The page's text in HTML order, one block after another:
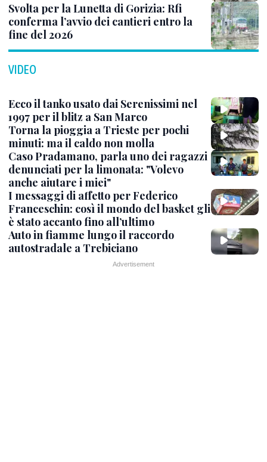
Svolta per la Lunetta di Gorizia: Rfi
conferma l’avvio dei cantieri entro la
fine del 2026
VIDEO
Ecco il tanko usato dai Serenissimi nel
1997 per il blitz a San Marco
Torna la pioggia a Trieste per pochi
minuti: ma il caldo non molla
Caso Pradamano, parla uno dei ragazzi
denunciati per la limonata: "Volevo
anche aiutare i miei"
I messaggi di affetto per Federico
Franceschin: così il mondo del basket gli
è stato accanto fino all’ultimo
Auto in fiamme lungo il raccordo
autostradale a Trebiciano